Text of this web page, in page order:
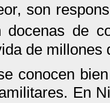
son
docenas de
de millones
conocen
En